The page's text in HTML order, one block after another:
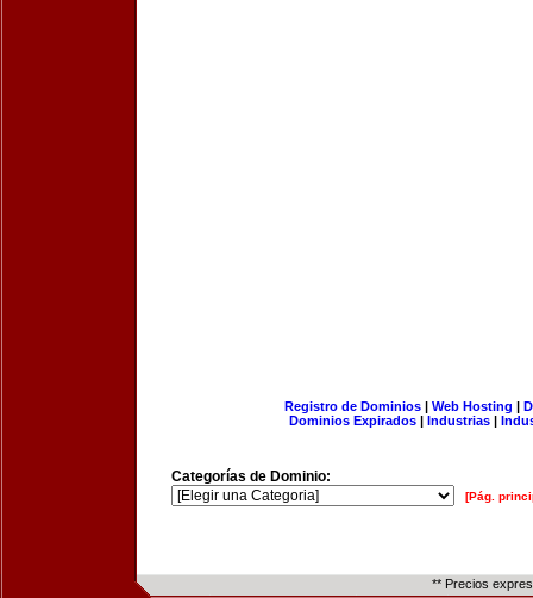
Registro de Dominios| Web Hosting |
Dominios Expirados | Industrias |
Categorías de Dominio:
[Pág.
** Precios